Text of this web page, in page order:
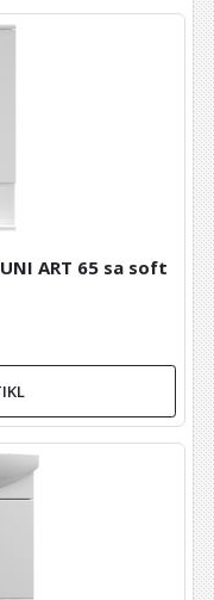
ART 65 sa soft